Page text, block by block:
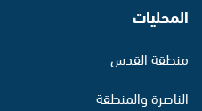
المحليات
منطقة القدس
الناصرة والمنطقة